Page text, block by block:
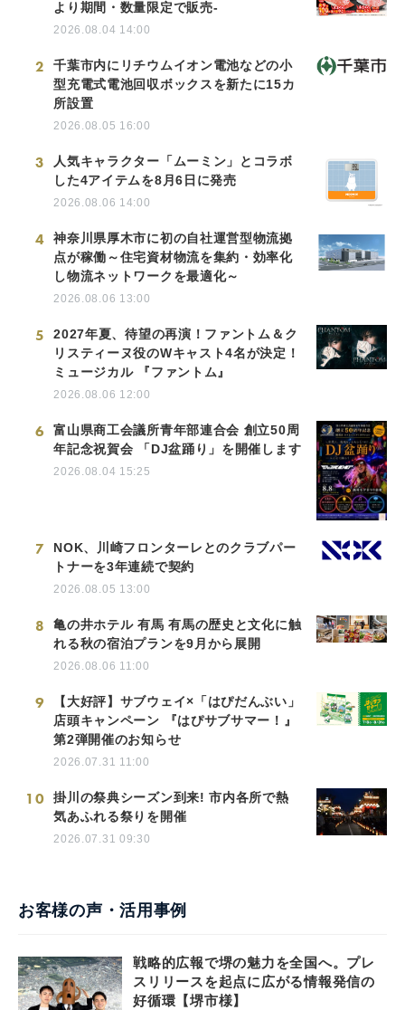
より期間・数量限定で販売-
2026.08.04 14:00
2
千葉市内にリチウムイオン電池などの小
型充電式電池回収ボックスを新たに15カ
所設置
2026.08.05 16:00
3
人気キャラクター「ムーミン」とコラボ
した4アイテムを8月6日に発売
2026.08.06 14:00
4
神奈川県厚木市に初の自社運営型物流拠
点が稼働～住宅資材物流を集約・効率化
し物流ネットワークを最適化～
2026.08.06 13:00
5
2027年夏、待望の再演！ファントム＆ク
リスティーヌ役のWキャスト4名が決定！
ミュージカル 『ファントム』
2026.08.06 12:00
6
富山県商工会議所青年部連合会 創立50周
年記念祝賀会 「DJ盆踊り」を開催します
2026.08.04 15:25
7
NOK、川崎フロンターレとのクラブパー
トナーを3年連続で契約
2026.08.05 13:00
8
亀の井ホテル 有馬 有馬の歴史と文化に触
れる秋の宿泊プランを9月から展開
2026.08.06 11:00
9
【大好評】サブウェイ×「はぴだんぶい」
店頭キャンペーン 『はぴサブサマー！』
第2弾開催のお知らせ
2026.07.31 11:00
10
掛川の祭典シーズン到来! 市内各所で熱
気あふれる祭りを開催
2026.07.31 09:30
お客様の声・活用事例
戦略的広報で堺の魅力を全国へ。プレ
スリリースを起点に広がる情報発信の
好循環【堺市様】